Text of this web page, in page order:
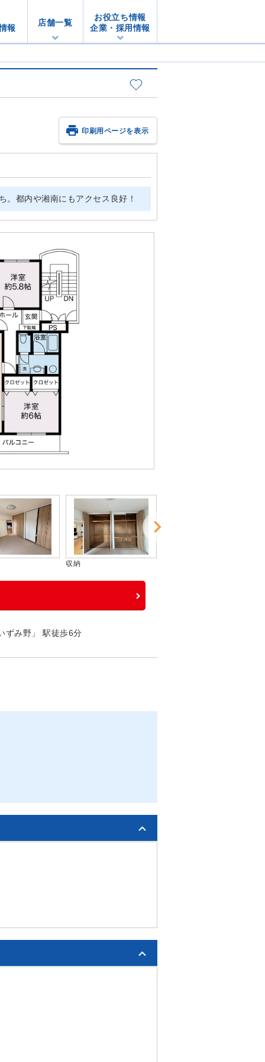
報
店舗一覧
お役立ち情報
企業・採用情報
 印刷用ページを表示
都内や湘南にもアクセス良好！
収納
ずみ野」 駅徒歩6分